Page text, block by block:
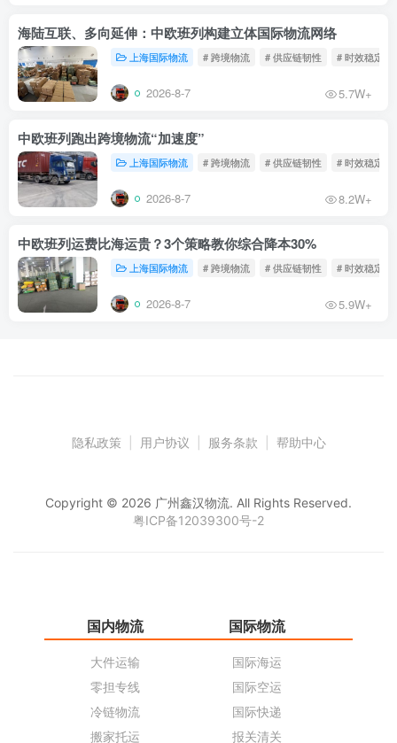
海陆互联、多向延伸：中欧班列构建立体国际物流网络
上海国际物流 # 跨境物流 # 供应链韧性 # 时效稳定
2026-8-7 5.7W+
中欧班列跑出跨境物流“加速度”
上海国际物流 # 跨境物流 # 供应链韧性 # 时效稳定
2026-8-7 8.2W+
中欧班列运费比海运贵？3个策略教你综合降本30%
上海国际物流 # 跨境物流 # 供应链韧性 # 时效稳定
2026-8-7 5.9W+
隐私政策 用户协议 服务条款 帮助中心
Copyright © 2026 广州鑫汉物流. All Rights Reserved.
粤ICP备12039300号-2
国内物流
大件运输
零担专线
冷链物流
搬家托运
国际物流
国际海运
国际空运
国际快递
报关清关